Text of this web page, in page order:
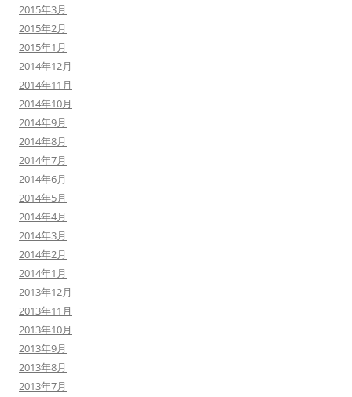
2015年3月
2015年2月
2015年1月
2014年12月
2014年11月
2014年10月
2014年9月
2014年8月
2014年7月
2014年6月
2014年5月
2014年4月
2014年3月
2014年2月
2014年1月
2013年12月
2013年11月
2013年10月
2013年9月
2013年8月
2013年7月